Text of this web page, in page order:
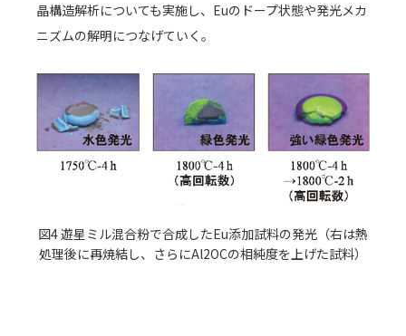
晶構造解析についても実施し、Euのドープ状態や発光メカ
ニズムの解明につなげていく。
図4 遊星ミル混合粉で合成したEu添加試料の発光（右は熱
処理後に再焼結し、さらにAl2OCの相純度を上げた試料）